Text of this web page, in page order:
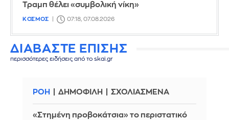
Τραμπ θέλει «συμβολική νίκη»
ΚΟΣΜΟΣ 07:18, 07.08.2026
ΔΙΑΒΑΣΤΕ ΕΠΙΣΗΣ
περισσότερες ειδήσεις από το skai.gr
ΡΟΗ ΔΗΜΟΦΙΛΗ ΣΧΟΛΙΑΣΜΕΝΑ
«Στημένη προβοκάτσια» το περιστατικό